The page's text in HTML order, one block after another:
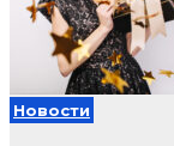
Новости